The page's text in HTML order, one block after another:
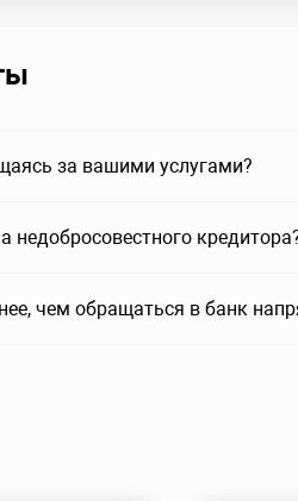
за вашими услугами?
недобросовестного
чем обращаться в банк